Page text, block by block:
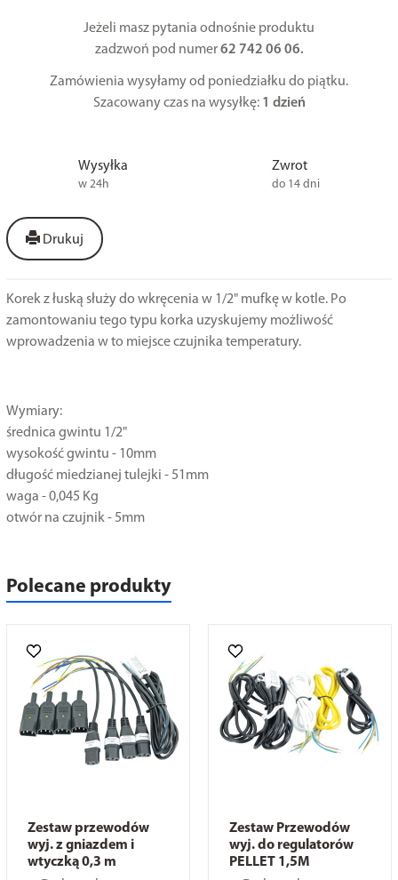
Jeżeli masz pytania odnośnie produktu
zadzwoń pod numer62 742 06 06.
Zamówienia wysyłamy od poniedziałku do piątku.
Szacowany czas na wysyłkę: 1 dzień
Wysyłka
w 24h
Zwrot
do 14 dni
Drukuj
Korek z łuską służy do wkręcenia w 1/2" mufkę w kotle. Po
zamontowaniu tego typu korka uzyskujemy możliwość
wprowadzenia w to miejsce czujnika temperatury.
Wymiary:
średnica gwintu 1/2"
wysokość gwintu - 10mm
długość miedzianej tulejki - 51mm
waga - 0,045 Kg
otwór na czujnik - 5mm
Polecane produkty
Zestaw przewodów
wyj. z gniazdem i
wtyczką 0,3 m
Zestaw Przewodów
wyj. do regulatorów
PELLET 1,5M